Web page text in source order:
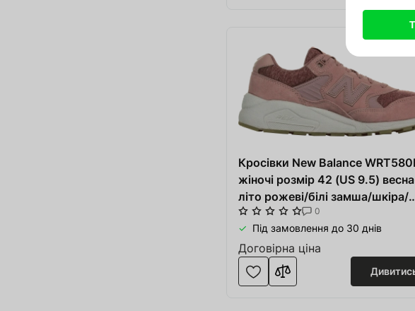
Кросівки New Balance
жіночі розмір 42 (US 9.5)
літо рожеві/білі замша/шкіра/
тканина
0
Під замовлення до 30 днів
Договірна ціна
Або